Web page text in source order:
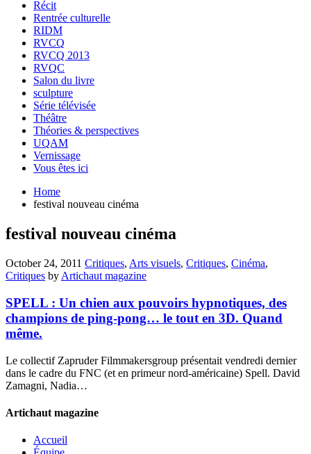
Récit
Rentrée culturelle
RIDM
RVCQ
RVCQ 2013
RVQC
Salon du livre
sculpture
Série télévisée
Théâtre
Théories & perspectives
UQAM
Vernissage
Vous êtes ici
Home
festival nouveau cinéma
festival nouveau cinéma
October 24, 2011 Critiques, Arts visuels, Critiques, Cinéma,
Critiques by Artichaut magazine
SPELL : Un chien aux pouvoirs hypnotiques, des
champions de ping-pong… le tout en 3D. Quand
même.
Le collectif Zapruder Filmmakersgroup présentait vendredi dernier
dans le cadre du FNC (et en primeur nord-américaine) Spell. David
Zamagni, Nadia…
Artichaut magazine
Accueil